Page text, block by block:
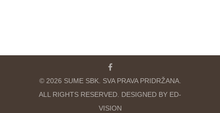
© 2026 SUME SBK. SVA PRAVA PRIDRŽANA.
ALL RIGHTS RESERVED. DESIGNED BY ED-
VISION